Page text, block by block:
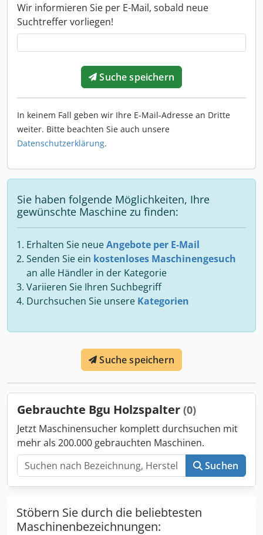
Wir informieren Sie per E-Mail, sobald neue
Suchtreffer vorliegen!
Suche speichern
In keinem Fall geben wir Ihre E-Mail-Adresse an Dritte
weiter. Bitte beachten Sie auch unsere
Datenschutzerklärung.
Sie haben folgende Möglichkeiten, Ihre
gewünschte Maschine zu finden:
Erhalten Sie neueAngebote per E-Mail
Senden Sie ein kostenloses Maschinengesuch
an alle Händler in der Kategorie
Variieren Sie Ihren Suchbegriff
Durchsuchen Sie unsere Kategorien
Suche speichern
Gebrauchte Bgu Holzspalter (0)
Jetzt Maschinensucher komplett durchsuchen mit
mehr als 200.000 gebrauchten Maschinen.
Suchen
Stöbern Sie durch die beliebtesten
Maschinenbezeichnungen: